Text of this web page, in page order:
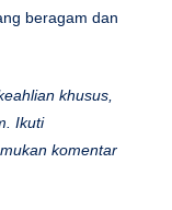
beragam dan
khusus,
. Ikuti
komentar